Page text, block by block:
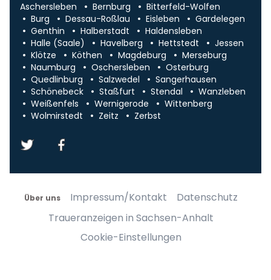
Aschersleben Bernburg
Bitterfeld-Wolfen
Burg
Dessau-Roßlau Eisleben
Gardelegen
Genthin
Halberstadt
Haldensleben
Halle (Saale)
Havelberg Hettstedt
Jessen
Klötze
Köthen Magdeburg
Merseburg
Naumburg
Oschersleben
Osterburg
Quedlinburg
Salzwedel
Sangerhausen
Schönebeck
Staßfurt Stendal
Wanzleben
Weißenfels
Wernigerode
Wittenberg
Wolmirstedt
Zeitz Zerbst
Über uns Impressum/Kontakt
Datenschutz
Traueranzeigen in Sachsen-Anhalt
Cookie-Einstellungen